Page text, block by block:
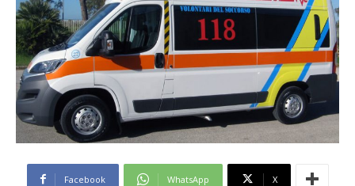
Facebook WhatsApp X